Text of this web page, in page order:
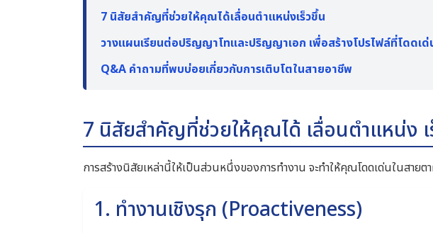
7 นิสัยสำคัญที่ช่วยให้คุณได้เลื่อนตำแหน่งเร็วขึ้น
วางแผนเรียนต่อปริญญาโทและปริญญาเอก เพื่อสร้างโปรไฟล์ที่โดดเด่
Q&A คำถามที่พบบ่อยเกี่ยวกับการเติบโตในสายอาชีพ
7 นิสัยสำคัญที่ช่วยให้คุณได้ เลื่อนตำแหน่ง เ
การสร้างนิสัยเหล่านี้ให้เป็นส่วนหนึ่งของการทำงาน จะทำให้คุณโดดเด่นในสา
1. ทำงานเชิงรุก (Proactiveness)